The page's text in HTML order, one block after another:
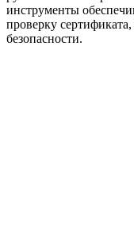
инструменты
проверку
безопасности.